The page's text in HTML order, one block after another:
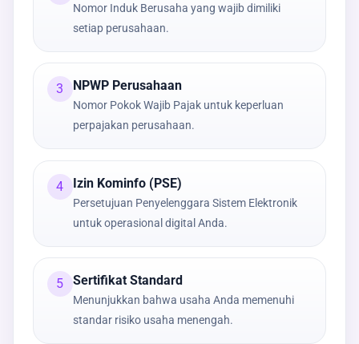
Nomor Induk Berusaha yang wajib dimiliki
setiap perusahaan.
3 NPWP Perusahaan
Nomor Pokok Wajib Pajak untuk keperluan
perpajakan perusahaan.
4 Izin Kominfo (PSE)
Persetujuan Penyelenggara Sistem Elektronik
untuk operasional digital Anda.
5 Sertifikat Standard
Menunjukkan bahwa usaha Anda memenuhi
standar risiko usaha menengah.